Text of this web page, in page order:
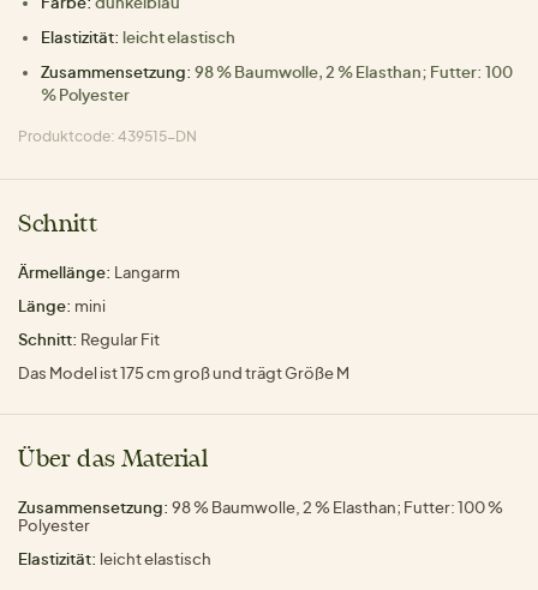
Elastizität: leicht elastisch
Zusammensetzung: 98 % Baumwolle, 2 % Elasthan; Futter: 100
% Polyester
Produktcode: 439515-DN
Schnitt
Ärmellänge: Langarm
Länge: mini
Schnitt: Regular Fit
Das Model ist 175 cm groß und trägt Größe M
Über das Material
Zusammensetzung: 98 % Baumwolle, 2 % Elasthan; Futter: 100 %
Polyester
Elastizität: leicht elastisch